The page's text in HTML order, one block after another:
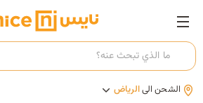
الشحن الىالرياض